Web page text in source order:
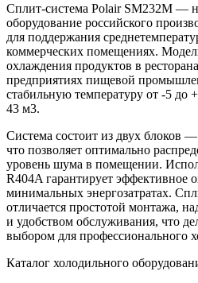
Сплит-система Polair SM232M —
оборудование российского
для поддержания
коммерческих помещениях.
охлаждения продуктов в
предприятиях пищевой
стабильную температуру от -5 до
43 м3.
Система состоит из двух блоков
что позволяет оптимально
уровень шума в помещении.
R404A гарантирует эффективное
минимальных энергозатратах.
отличается простотой монтажа,
и удобством обслуживания, что
выбором для профессионального
Каталог холодильного